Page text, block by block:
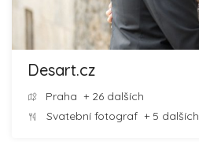
Desart.cz
Praha + 26 dalších
Svatební fotograf + 5 dalších